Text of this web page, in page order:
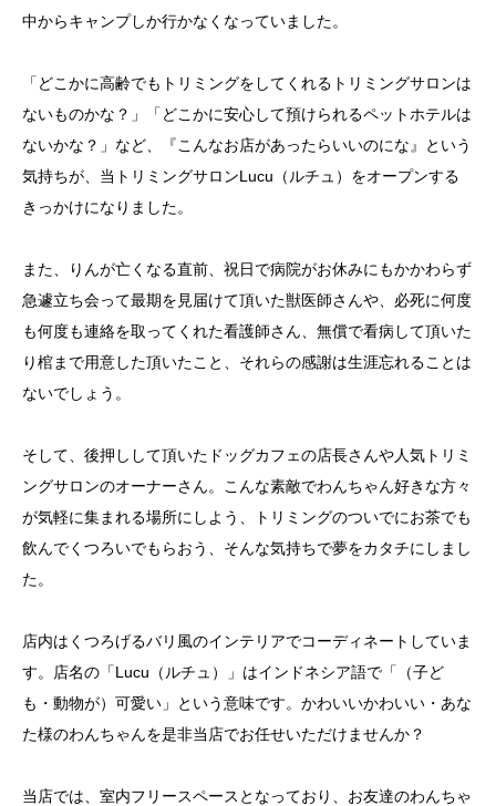
中からキャンプしか行かなくなっていました。
「どこかに高齢でもトリミングをしてくれるトリミングサロンは
ないものかな？」「どこかに安心して預けられるペットホテルは
ないかな？」など、『こんなお店があったらいいのにな』という
気持ちが、当トリミングサロンLucu（ルチュ）をオープンする
きっかけになりました。
また、りんが亡くなる直前、祝日で病院がお休みにもかかわらず
急遽立ち会って最期を見届けて頂いた獣医師さんや、必死に何度
も何度も連絡を取ってくれた看護師さん、無償で看病して頂いた
り棺まで用意した頂いたこと、それらの感謝は生涯忘れることは
ないでしょう。
そして、後押しして頂いたドッグカフェの店長さんや人気トリミ
ングサロンのオーナーさん。こんな素敵でわんちゃん好きな方々
が気軽に集まれる場所にしよう、トリミングのついでにお茶でも
飲んでくつろいでもらおう、そんな気持ちで夢をカタチにしまし
た。
店内はくつろげるバリ風のインテリアでコーディネートしていま
す。店名の「Lucu（ルチュ）」はインドネシア語で「（子ど
も・動物が）可愛い」という意味です。かわいいかわいい・あな
た様のわんちゃんを是非当店でお任せいただけませんか？
当店では、室内フリースペースとなっており、お友達のわんちゃ